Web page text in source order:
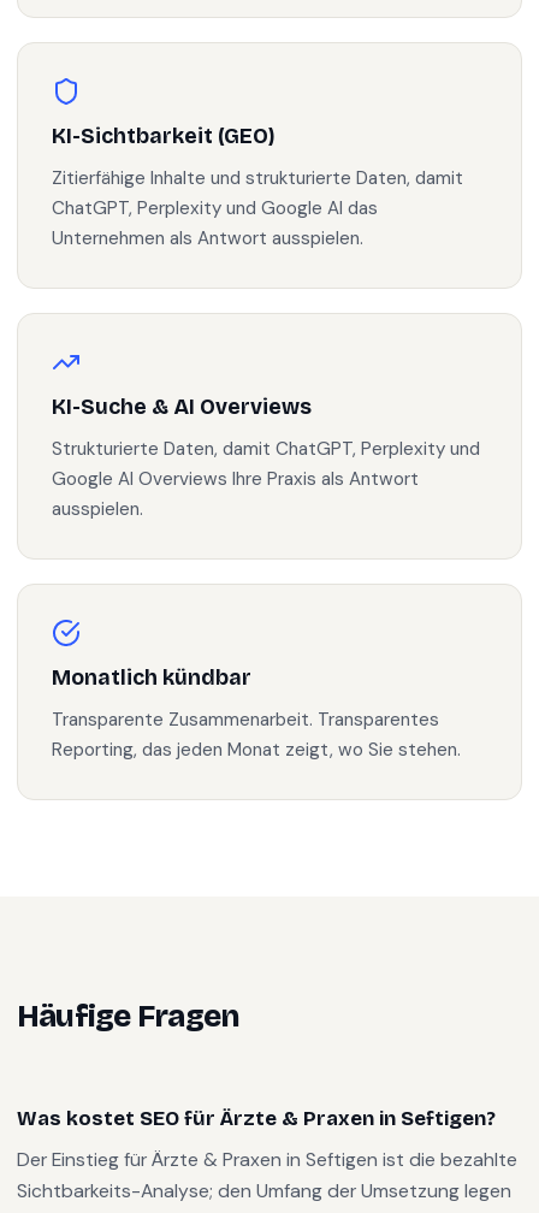
KI-Sichtbarkeit (GEO)
Zitierfähige Inhalte und strukturierte Daten, damit
ChatGPT, Perplexity und Google AI das
Unternehmen als Antwort ausspielen.
KI-Suche & AI Overviews
Strukturierte Daten, damit ChatGPT, Perplexity und
Google AI Overviews Ihre Praxis als Antwort
ausspielen.
Monatlich kündbar
Transparente Zusammenarbeit. Transparentes
Reporting, das jeden Monat zeigt, wo Sie stehen.
Häufige Fragen
Was kostet SEO für Ärzte & Praxen in Seftigen?
Der Einstieg für Ärzte & Praxen in Seftigen ist die bezahlte
Sichtbarkeits-Analyse; den Umfang der Umsetzung legen